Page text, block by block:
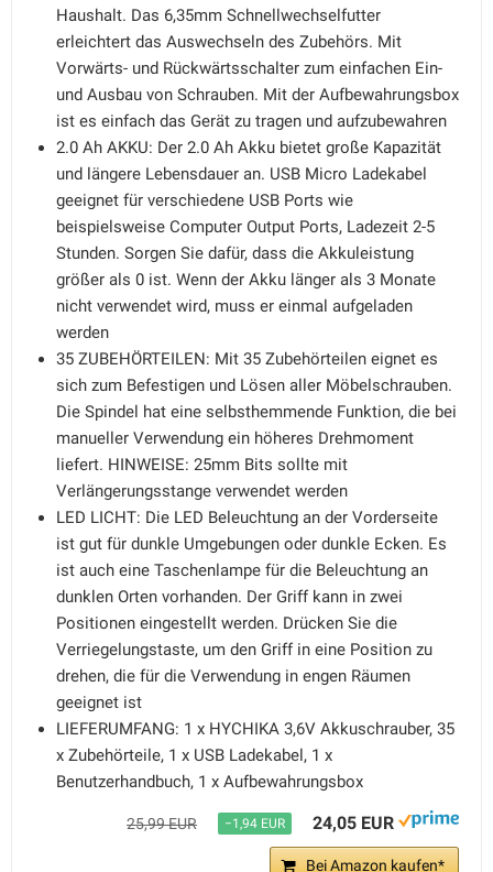
Haushalt. Das 6,35mm Schnellwechselfutter
erleichtert das Auswechseln des Zubehörs. Mit
Vorwärts- und Rückwärtsschalter zum einfachen Ein-
und Ausbau von Schrauben. Mit der Aufbewahrungsbox
ist es einfach das Gerät zu tragen und aufzubewahren
2.0 Ah AKKU: Der 2.0 Ah Akku bietet große Kapazität
und längere Lebensdauer an. USB Micro Ladekabel
geeignet für verschiedene USB Ports wie
beispielsweise Computer Output Ports, Ladezeit 2-5
Stunden. Sorgen Sie dafür, dass die Akkuleistung
größer als 0 ist. Wenn der Akku länger als 3 Monate
nicht verwendet wird, muss er einmal aufgeladen
werden
35 ZUBEHÖRTEILEN: Mit 35 Zubehörteilen eignet es
sich zum Befestigen und Lösen aller Möbelschrauben.
Die Spindel hat eine selbsthemmende Funktion, die bei
manueller Verwendung ein höheres Drehmoment
liefert. HINWEISE: 25mm Bits sollte mit
Verlängerungsstange verwendet werden
LED LICHT: Die LED Beleuchtung an der Vorderseite
ist gut für dunkle Umgebungen oder dunkle Ecken. Es
ist auch eine Taschenlampe für die Beleuchtung an
dunklen Orten vorhanden. Der Griff kann in zwei
Positionen eingestellt werden. Drücken Sie die
Verriegelungstaste, um den Griff in eine Position zu
drehen, die für die Verwendung in engen Räumen
geeignet ist
LIEFERUMFANG: 1 x HYCHIKA 3,6V Akkuschrauber, 35
x Zubehörteile, 1 x USB Ladekabel, 1 x
Benutzerhandbuch, 1 x Aufbewahrungsbox
25,99 EUR −1,94 EUR 24,05 EUR
Bei Amazon kaufen*